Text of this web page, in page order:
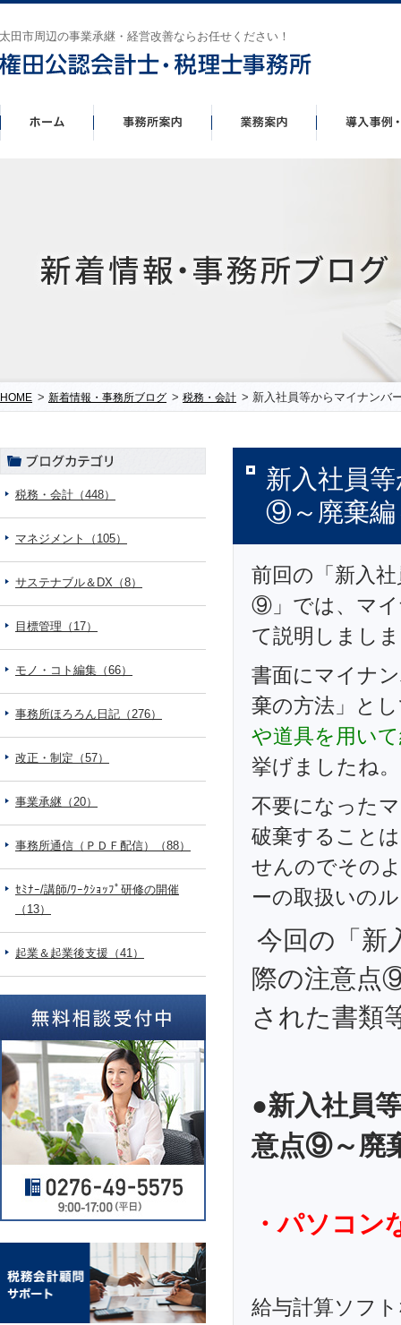
太田市周辺の事業承継・経営改善ならお任せください！
HOME > 新着情報・事務所ブログ > 税務・会計 > 新入社員等からマイナンバ
新入社員
⑨～廃棄編
前回の「新入
⑨」では、マイ
て説明しまし
書面にマイナ
棄の方法」と
や道具を用い
挙げましたね。
不要になった
破棄すること
せんのでその
ーの取扱いの
今回の「新
際の注意点
された書類
●新入社員
意点⑨～廃
・パソコン
給与計算ソフ
税務・会計（448）
マネジメント（105）
サステナブル＆DX（8）
目標管理（17）
モノ・コト編集（66）
事務所ほろろん日記（276）
改正・制定（57）
事業承継（20）
事務所通信（ＰＤＦ配信）（88）
ｾﾐﾅｰ/講師/ﾜｰｸｼｮｯﾌﾟ研修の開催
（13）
起業＆起業後支援（41）